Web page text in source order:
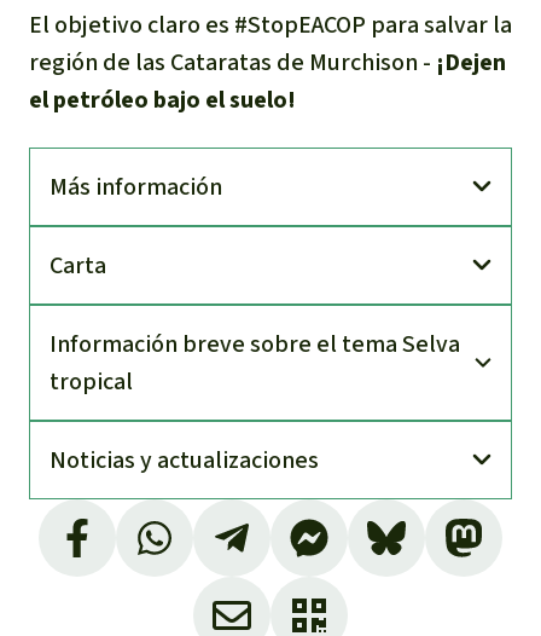
El objetivo claro es #StopEACOP para salvar la
región de las Cataratas de Murchison - ¡Dejen
el petróleo bajo el suelo!
Más información
Carta
Información breve sobre el tema Selva
tropical
Noti­cias y actuali­zaciones